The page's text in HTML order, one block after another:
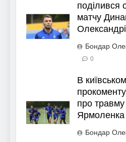
поділився
матчу
Бондар
0
В
про
Ярмоленка
Бондар